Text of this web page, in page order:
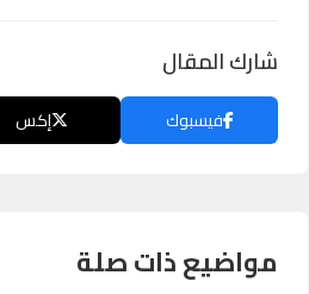
شارك المقال
فيسبوك إكس
مواضيع ذات صلة